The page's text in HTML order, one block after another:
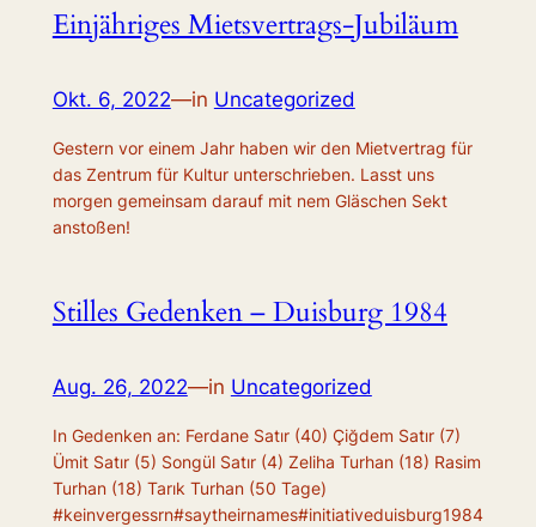
Einjähriges Mietsvertrags-Jubiläum
Okt. 6, 2022—in Uncategorized
Gestern vor einem Jahr haben wir den Mietvertrag für
das Zentrum für Kultur unterschrieben. Lasst uns
morgen gemeinsam darauf mit nem Gläschen Sekt
anstoßen!
Stilles Gedenken – Duisburg 1984
Aug. 26, 2022—in Uncategorized
In Gedenken an: Ferdane Satır (40) Çiğdem Satır (7)
Ümit Satır (5) Songül Satır (4) Zeliha Turhan (18) Rasim
Turhan (18) Tarık Turhan (50 Tage)
#keinvergessrn#saytheirnames#initiativeduisburg1984